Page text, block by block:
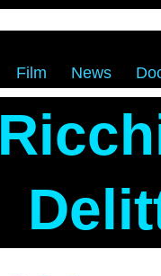
Film News